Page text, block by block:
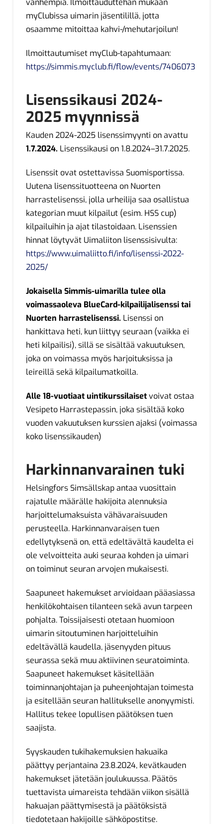
vanhempia. Ilmoittauduttehan mukaan
myClubissa uimarin jäsentilillä, jotta
osaamme mitoittaa kahvi-/mehutarjoilun!
Ilmoittautumiset myClub-tapahtumaan:
https://simmis.myclub.fi/flow/events/7406073
Lisenssikausi 2024-
2025 myynnissä
Kauden 2024-2025 lisenssimyynti on avattu
1.7.2024. Lisenssikausi on 1.8.2024–31.7.2025.
Lisenssit ovat ostettavissa Suomisportissa.
Uutena lisenssituotteena on Nuorten
harrastelisenssi, jolla urheilija saa osallistua
kategorian muut kilpailut (esim. HSS cup)
kilpailuihin ja ajat tilastoidaan. Lisenssien
hinnat löytyvät Uimaliiton lisenssisivulta:
https://www.uimaliitto.fi/info/lisenssi-2022-
2025/
Jokaisella Simmis-uimarilla tulee olla
voimassaoleva BlueCard-kilpailijalisenssi tai
Nuorten harrastelisenssi. Lisenssi on
hankittava heti, kun liittyy seuraan (vaikka ei
heti kilpailisi), sillä se sisältää vakuutuksen,
joka on voimassa myös harjoituksissa ja
leireillä sekä kilpailumatkoilla.
Alle 18-vuotiaat uintikurssilaisetvoivat ostaa
Vesipeto Harrastepassin, joka sisältää koko
vuoden vakuutuksen kurssien ajaksi (voimassa
koko lisenssikauden)
Harkinnanvarainen tuki
Helsingfors Simsällskap antaa vuosittain
rajatulle määrälle hakijoita alennuksia
harjoittelumaksuista vähävaraisuuden
perusteella. Harkinnanvaraisen tuen
edellytyksenä on, että edeltävältä kaudelta ei
ole velvoitteita auki seuraa kohden ja uimari
on toiminut seuran arvojen mukaisesti.
Saapuneet hakemukset arvioidaan pääasiassa
henkilökohtaisen tilanteen sekä avun tarpeen
pohjalta. Toissijaisesti otetaan huomioon
uimarin sitoutuminen harjoitteluihin
edeltävällä kaudella, jäsenyyden pituus
seurassa sekä muu aktiivinen seuratoiminta.
Saapuneet hakemukset käsitellään
toiminnanjohtajan ja puheenjohtajan toimesta
ja esitellään seuran hallitukselle anonyymisti.
Hallitus tekee lopullisen päätöksen tuen
saajista.
Syyskauden tukihakemuksien hakuaika
päättyy perjantaina 23.8.2024, kevätkauden
hakemukset jätetään joulukuussa. Päätös
tuettavista uimareista tehdään viikon sisällä
hakuajan päättymisestä ja päätöksistä
tiedotetaan hakijoille sähköpostitse.